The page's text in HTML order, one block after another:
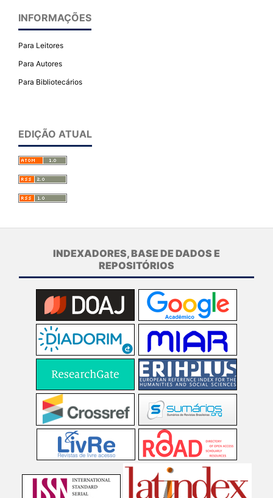
INFORMAÇÕES
Para Leitores
Para Autores
Para Bibliotecários
EDIÇÃO ATUAL
INDEXADORES, BASE DE DADOS E
REPOSITÓRIOS